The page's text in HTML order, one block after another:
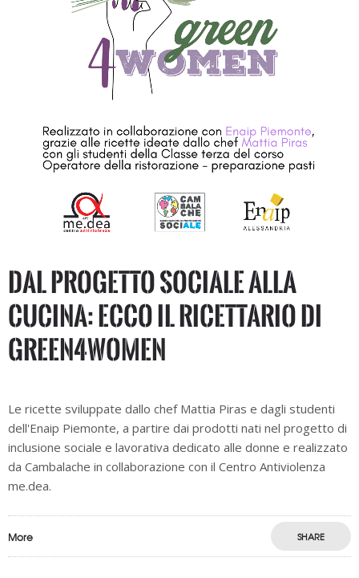
Dal progetto sociale alla
cucina: ecco il Ricettario di
Green4Women
Le ricette sviluppate dallo chef Mattia Piras e dagli studenti
dell'Enaip Piemonte, a partire dai prodotti nati nel progetto di
inclusione sociale e lavorativa dedicato alle donne e realizzato
da Cambalache in collaborazione con il Centro Antiviolenza
me.dea.
More SHARE